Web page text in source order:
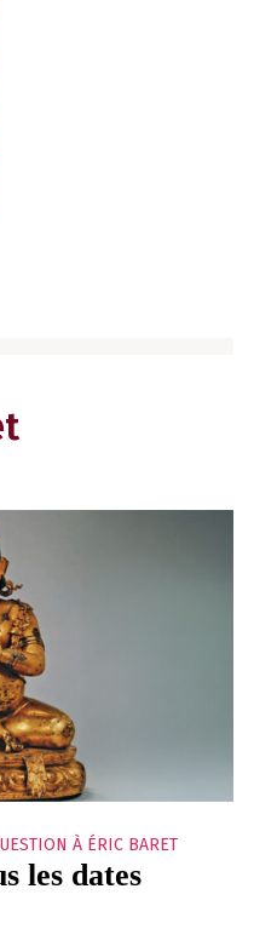
À ÉRIC BARET
les dates